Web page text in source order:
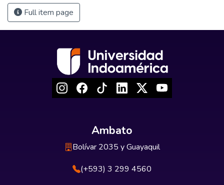
Full item page
Ambato
Bolívar 2035 y Guayaquil
(+593) 3 299 4560